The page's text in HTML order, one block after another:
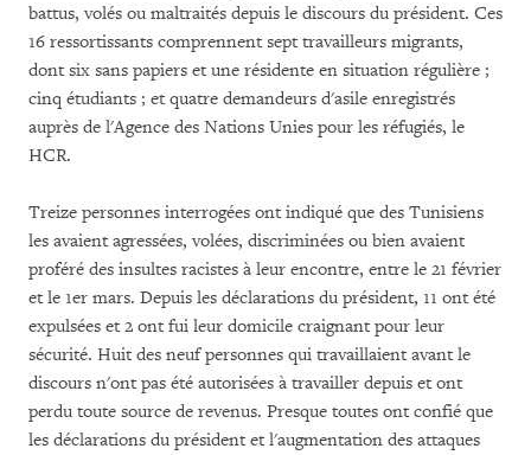
battus, volés ou maltraités depuis le discours du président. Ces
16 ressortissants comprennent sept travailleurs migrants,
dont six sans papiers et une résidente en situation régulière ;
cinq étudiants ; et quatre demandeurs d'asile enregistrés
auprès de l'Agence des Nations Unies pour les réfugiés, le
HCR.
Treize personnes interrogées ont indiqué que des Tunisiens
les avaient agressées, volées, discriminées ou bien avaient
proféré des insultes racistes à leur encontre, entre le 21 février
et le 1er mars. Depuis les déclarations du président, 11 ont été
expulsées et 2 ont fui leur domicile craignant pour leur
sécurité. Huit des neuf personnes qui travaillaient avant le
discours n'ont pas été autorisées à travailler depuis et ont
perdu toute source de revenus. Presque toutes ont confié que
les déclarations du président et l'augmentation des attaques